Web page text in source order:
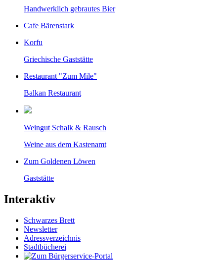
Handwerklich gebrautes Bier
Cafe Bärenstark
Korfu
Griechische Gaststätte
Restaurant "Zum Mile"
Balkan Restaurant
Weingut Schalk & Rausch
Weine aus dem Kastenamt
Zum Goldenen Löwen
Gaststätte
Interaktiv
Schwarzes Brett
Newsletter
Adressverzeichnis
Stadtbücherei